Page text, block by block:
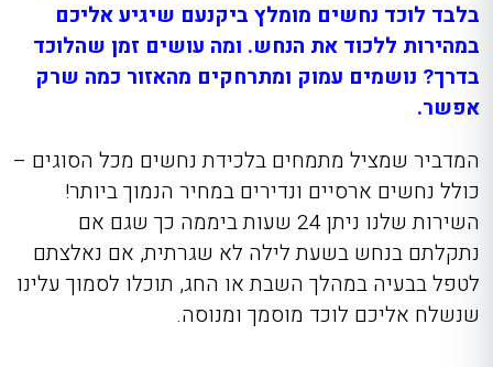
בלבד לוכד נחשים מומלץ ביקנעם שיגיע אליכם
במהירות ללכוד את הנחש. ומה עושים זמן שהלוכד
בדרך? נושמים עמוק ומתרחקים מהאזור כמה שרק
אפשר.
המדביר שמציל מתמחים בלכידת נחשים מכל הסוגים –
כולל נחשים ארסיים ונדירים במחיר הנמוך ביותר!
השירות שלנו ניתן 24 שעות ביממה כך שגם אם
נתקלתם בנחש בשעת לילה לא שגרתית, אם נאלצתם
לטפל בבעיה במהלך השבת או החג, תוכלו לסמוך עלינו
שנשלח אליכם לוכד מוסמך ומנוסה.